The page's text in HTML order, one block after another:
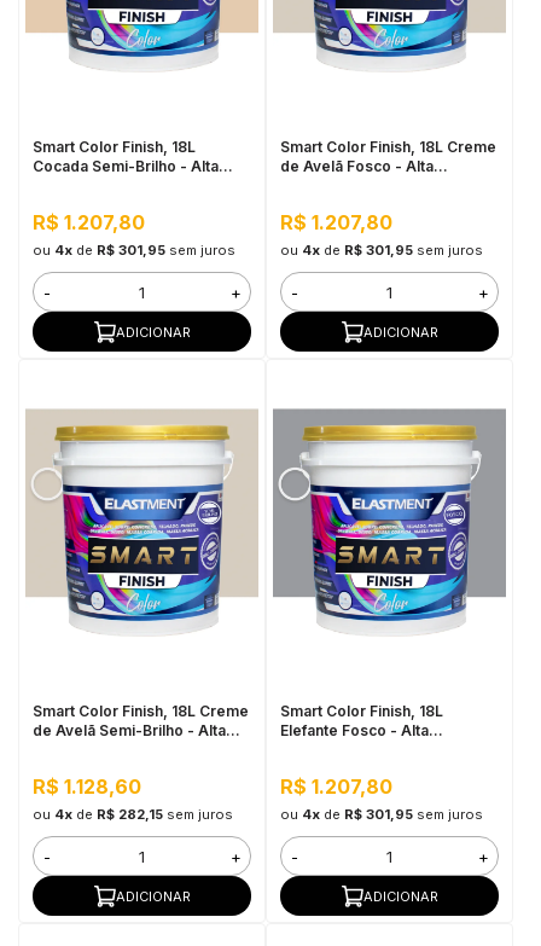
Smart Color Finish, 18L
Cocada Semi-Brilho - Alta
R$ 1.207,80
ou 4xde R$ 301,95 sem juros
- +
ADICIONAR
Smart Color Finish, 18L Creme
de Avelã Fosco - Alta
R$ 1.207,80
ou 4xde R$ 301,95 sem juros
- +
ADICIONAR
Smart Color Finish, 18L Creme
de Avelã Semi-Brilho - Alta
R$ 1.128,60
ou 4xde R$ 282,15 sem juros
- +
ADICIONAR
Smart Color Finish, 18L
Elefante Fosco - Alta
R$ 1.207,80
ou 4xde R$ 301,95 sem juros
- +
ADICIONAR